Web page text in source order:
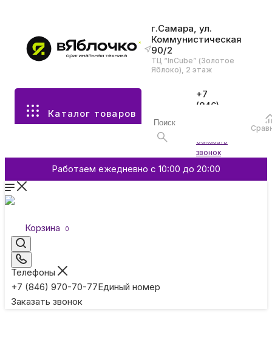
г.Самара, ул.
Коммунистическая
90/2
ТЦ “InCube” (Золотое
Яблоко), 2 этаж
Каталог товаров
+7
(846)
Заказать
звонок
Работаем ежедневно с 10:00 до 20:00
Корзина 0
Телефоны
+7 (846) 970-70-77Единый номер
Заказать звонок
Все разделы каталога
Аксессуары
Смартфоны и гаджеты